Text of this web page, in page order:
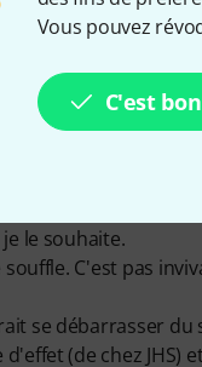
Vous pouvez
C'est bon
aux changements
tout en
le souhaite.
C'est pas
se débarrasser du
(de chez JHS)